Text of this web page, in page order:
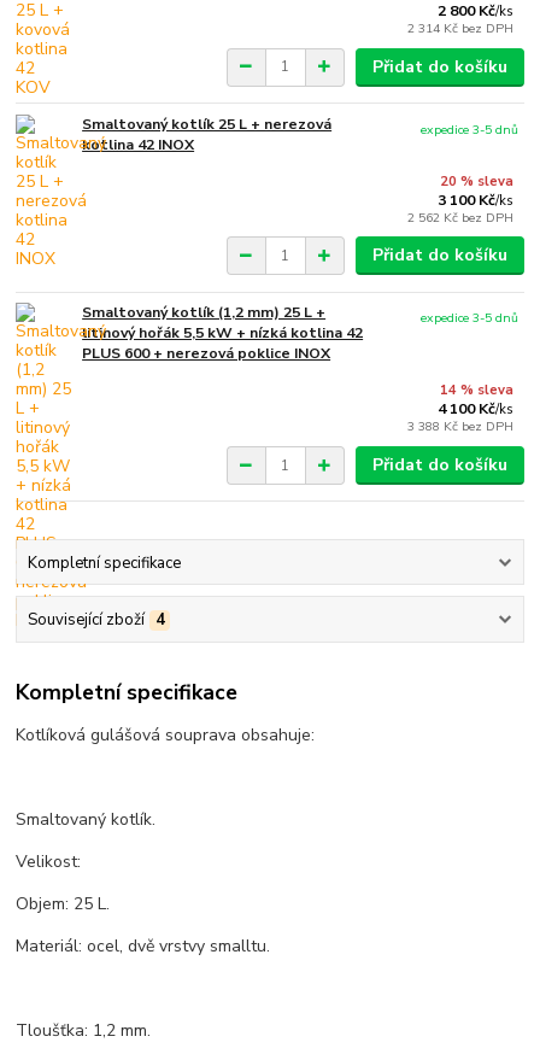
2 800 Kč/ks
2 314 Kč bez DPH
Přidat do košíku
Smaltovaný kotlík 25 L + nerezová
kotlina 42 INOX
20 % sleva
3 100 Kč/ks
2 562 Kč bez DPH
expedice 3-5 dnů
Přidat do košíku
Smaltovaný kotlík (1,2 mm) 25 L +
litinový hořák 5,5 kW + nízká kotlina 42
PLUS 600 + nerezová poklice INOX
14 % sleva
4 100 Kč/ks
3 388 Kč bez DPH
expedice 3-5 dnů
Přidat do košíku
Kompletní specifikace
Související zboží 4
Kompletní specifikace
Kotlíková gulášová souprava obsahuje:
Smaltovaný kotlík.
Velikost:
Objem: 25 L.
Materiál: ocel, dvě vrstvy smalltu.
Tloušťka: 1,2 mm.